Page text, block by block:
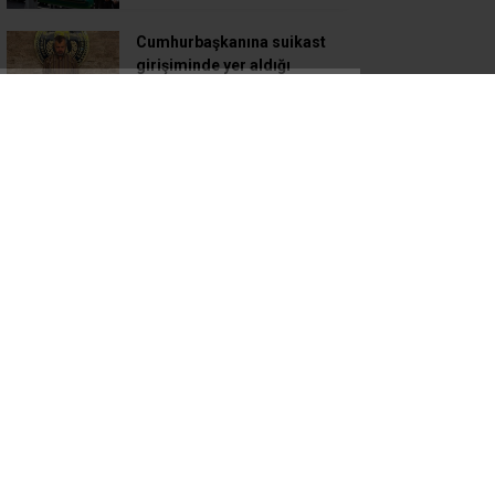
Cumhurbaşkanına suikast
girişiminde yer aldığı